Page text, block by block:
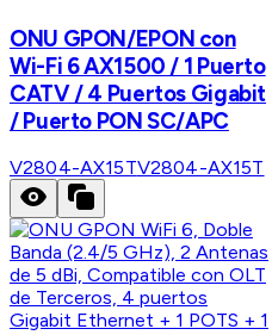
ONU GPON/EPON con
Wi-Fi 6 AX1500 / 1 Puerto
CATV / 4 Puertos Gigabit
/ Puerto PON SC/APC
V2804-AX15TV2804-AX15T